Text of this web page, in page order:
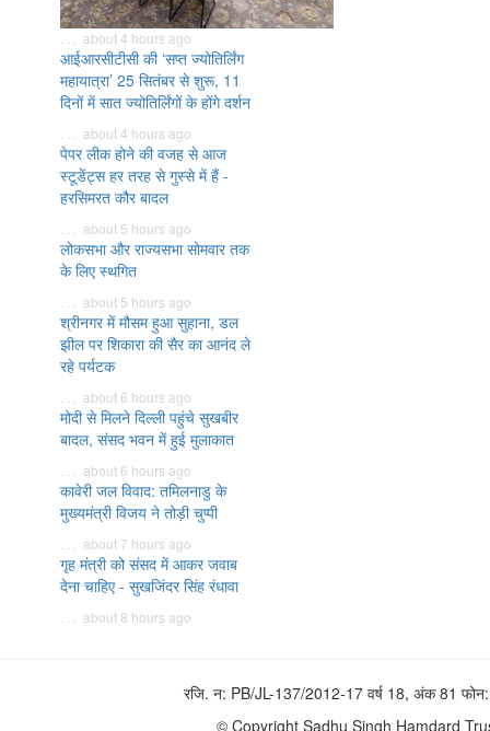
. . . about 4 hours ago
आईआरसीटीसी की ‘सप्त ज्योतिर्लिंग
महायात्रा’ 25 सितंबर से शुरू, 11
दिनों में सात ज्योतिर्लिंगों के होंगे दर्शन
. . . about 4 hours ago
पेपर लीक होने की वजह से आज
स्टूडेंट्स हर तरह से गुस्से में हैं -
हरसिमरत कौर बादल
. . . about 5 hours ago
लोकसभा और राज्यसभा सोमवार तक
के लिए स्थगित
. . . about 5 hours ago
श्रीनगर में मौसम हुआ सुहाना, डल
झील पर शिकारा की सैर का आनंद ले
रहे पर्यटक
. . . about 6 hours ago
मोदी से मिलने दिल्ली पहुंचे सुखबीर
बादल, संसद भवन में हुई मुलाकात
. . . about 6 hours ago
कावेरी जल विवाद: तमिलनाडु के
मुख्यमंत्री विजय ने तोड़ी चुप्पी
. . . about 7 hours ago
गृह मंत्री को संसद में आकर जवाब
देना चाहिए - सुखजिंदर सिंह रंधावा
. . . about 8 hours ago
रजि. न: PB/JL-137/2012-17 वर्ष 18, अंक 81
© Copyright Sadhu Singh Hamdard